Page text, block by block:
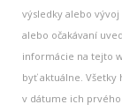
výsledky alebo
alebo očakávaní
informácie na tejto
byť aktuálne.
v dátume ich